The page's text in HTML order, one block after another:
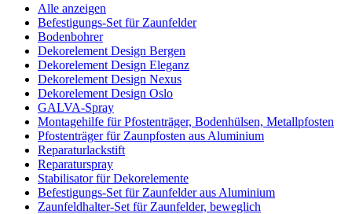
Alle anzeigen
Befestigungs-Set für Zaunfelder
Bodenbohrer
Dekorelement Design Bergen
Dekorelement Design Eleganz
Dekorelement Design Nexus
Dekorelement Design Oslo
GALVA-Spray
Montagehilfe für Pfostenträger, Bodenhülsen, Metallpfosten
Pfostenträger für Zaunpfosten aus Aluminium
Reparaturlackstift
Reparaturspray
Stabilisator für Dekorelemente
Befestigungs-Set für Zaunfelder aus Aluminium
Zaunfeldhalter-Set für Zaunfelder, beweglich